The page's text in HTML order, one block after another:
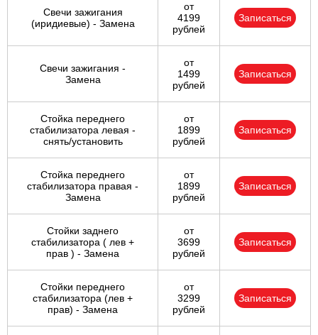
Свечи зажигания
(иридиевые) - Замена
от
4199
рублей
Записаться
Свечи зажигания -
Замена
от
1499
рублей
Записаться
Стойка переднего
стабилизатора левая -
снять/установить
от
1899
рублей
Записаться
Стойка переднего
стабилизатора правая -
Замена
от
1899
рублей
Записаться
Стойки заднего
стабилизатора ( лев +
прав ) - Замена
от
3699
рублей
Записаться
Стойки переднего
стабилизатора (лев +
прав) - Замена
от
3299
рублей
Записаться